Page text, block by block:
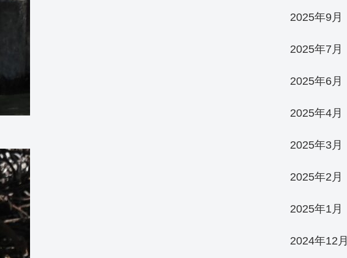
2025年9月
2025年7月
2025年6月
2025年4月
2025年3月
2025年2月
2025年1月
2024年12月